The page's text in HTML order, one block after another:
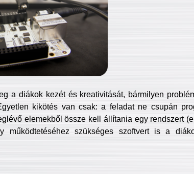
a diákok kezét és kreativitását, bármilyen
kikötés van csak: a feladat ne csupán
elemekből össze kell állítania egy rendszert
működtetéséhez szükséges szoftvert is a